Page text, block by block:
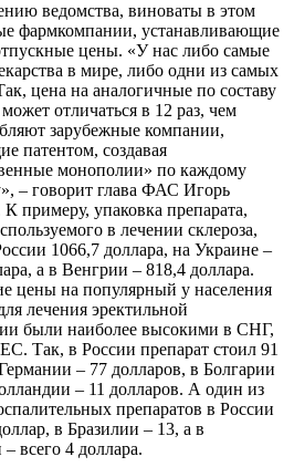
ведомства, виноваты в этом
фармкомпании, устанавливающие
цены. «У нас либо самые
в мире, либо одни из самых
цена на аналогичные по составу
может отличаться в 12 раз, чем
зарубежные компании,
патентом, создавая
монополии» по каждому
– говорит глава ФАС Игорь
примеру, упаковка препарата,
в лечении склероза,
1066,7 доллара, на Украине –
а в Венгрии – 818,4 доллара.
цены на популярный у населения
лечения эректильной
были наиболее высокими в СНГ,
Так, в России препарат стоил 91
– 77 долларов, в Болгарии
– 11 долларов. А один из
препаратов в России
в Бразилии – 13, а в
всего 4 доллара.